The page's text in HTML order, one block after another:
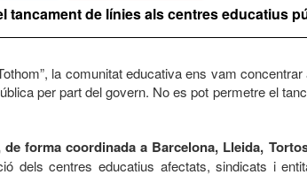
tancament de línies als centres educatius
la comunitat educativa ens vam
per part del govern. No es pot permetre el
forma coordinada a Barcelona, Lleida,
dels centres educatius afectats, sindicats i